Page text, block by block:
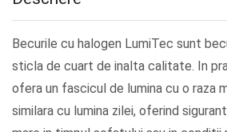
Becurile cu halogen LumiTec sunt
sticla de cuart de inalta calitate. In
ofera un fascicul de lumina cu o raza
similara cu lumina zilei, oferind